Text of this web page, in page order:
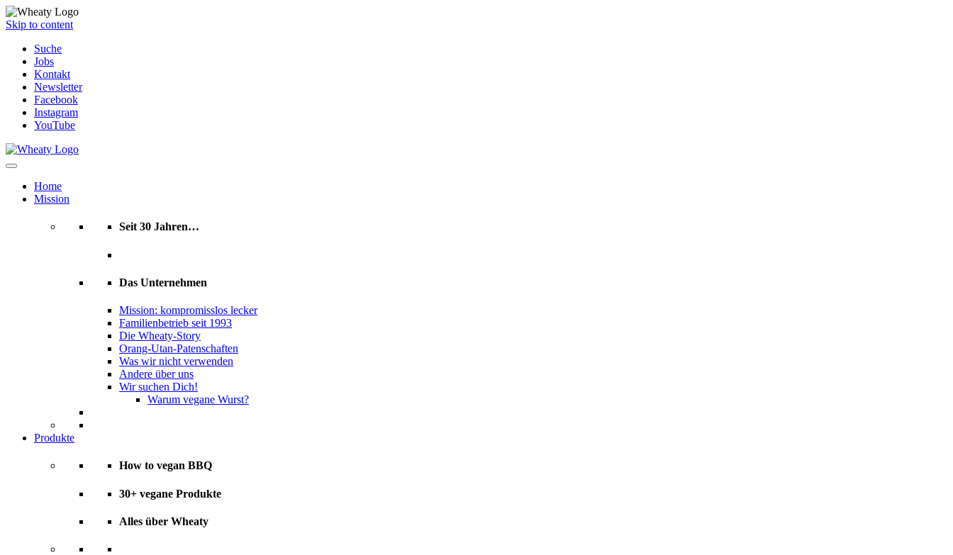
Skip to content
Suche
Jobs
Kontakt
Newsletter
Facebook
Instagram
YouTube
Home
Mission
Seit 30 Jahren…
Das Unternehmen
Mission: kompromisslos lecker
Familienbetrieb seit 1993
Die Wheaty-Story
Orang-Utan-Patenschaften
Was wir nicht verwenden
Andere über uns
Wir suchen Dich!
Warum vegane Wurst?
Produkte
How to vegan BBQ
30+ vegane Produkte
Alles über Wheaty